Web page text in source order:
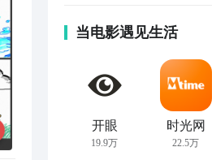
当电影遇见生活
开眼
19.9万
时光网
22.5万